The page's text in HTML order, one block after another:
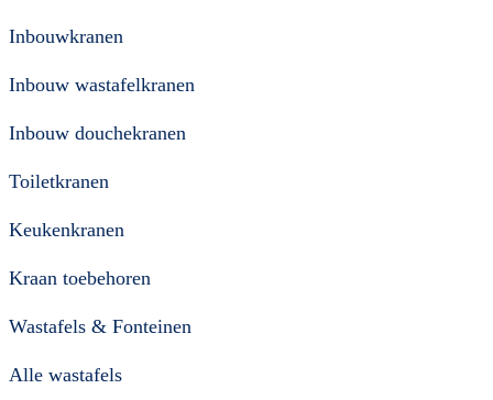
Inbouwkranen
Inbouw wastafelkranen
Inbouw douchekranen
Toiletkranen
Keukenkranen
Kraan toebehoren
Wastafels & Fonteinen
Alle wastafels